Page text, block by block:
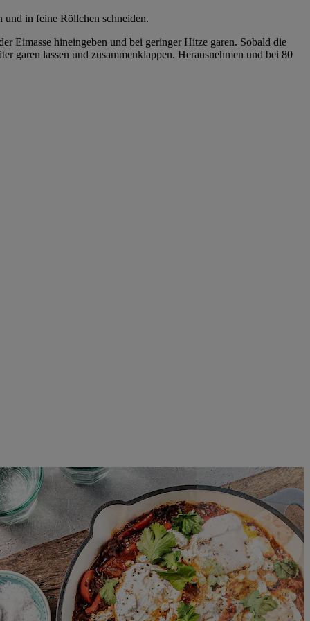
und in feine Röllchen schneiden.
Eimasse hineingeben und bei geringer Hitze garen. Sobald die
garen lassen und zusammenklappen. Herausnehmen und bei 80